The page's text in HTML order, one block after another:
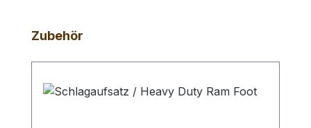
Produktgalerie überspringen
Zubehör